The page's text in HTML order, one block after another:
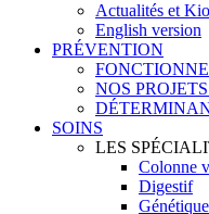
Actualités et
English version
PRÉVENTION
NOS
SOINS
LES
Colonne
Digestif
Génétique